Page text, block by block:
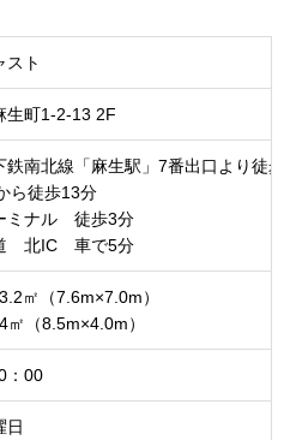
スト
生町1-2-13 2F
鉄南北線「麻生駅」7番出口より徒歩
ら徒歩13分
ミナル 徒歩3分
北IC 車で5分
㎡（7.6m×7.0m）
㎡（8.5m×4.0m）
：00
日